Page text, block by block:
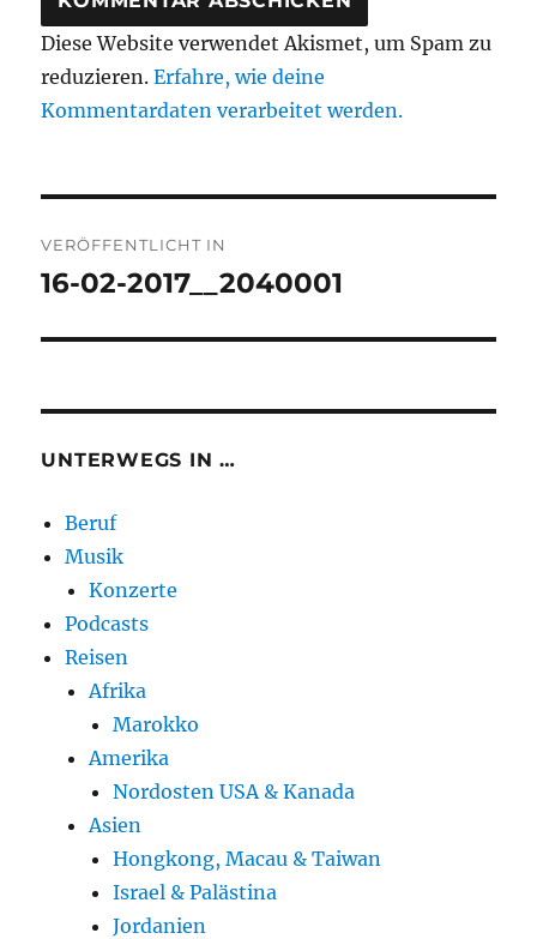
Diese Website verwendet Akismet, um Spam zu
reduzieren.Erfahre, wie deine
Kommentardaten verarbeitet werden.
VERÖFFENTLICHT IN
16-02-2017__2040001
UNTERWEGS IN …
Beruf
Musik
Konzerte
Podcasts
Reisen
Afrika
Marokko
Amerika
Nordosten USA & Kanada
Asien
Hongkong, Macau & Taiwan
Israel & Palästina
Jordanien